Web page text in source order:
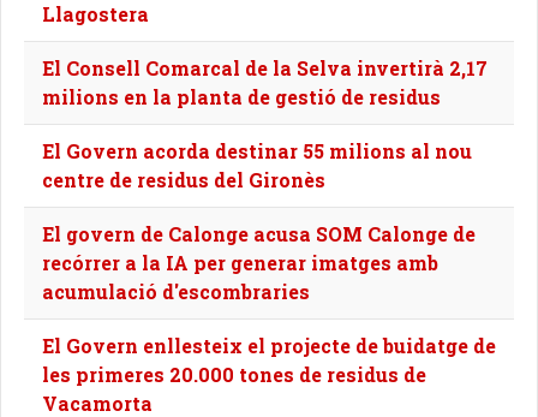
Llagostera
El Consell Comarcal de la Selva invertirà 2,17
milions en la planta de gestió de residus
El Govern acorda destinar 55 milions al nou
centre de residus del Gironès
El govern de Calonge acusa SOM Calonge de
recórrer a la IA per generar imatges amb
acumulació d'escombraries
El Govern enllesteix el projecte de buidatge de
les primeres 20.000 tones de residus de
Vacamorta